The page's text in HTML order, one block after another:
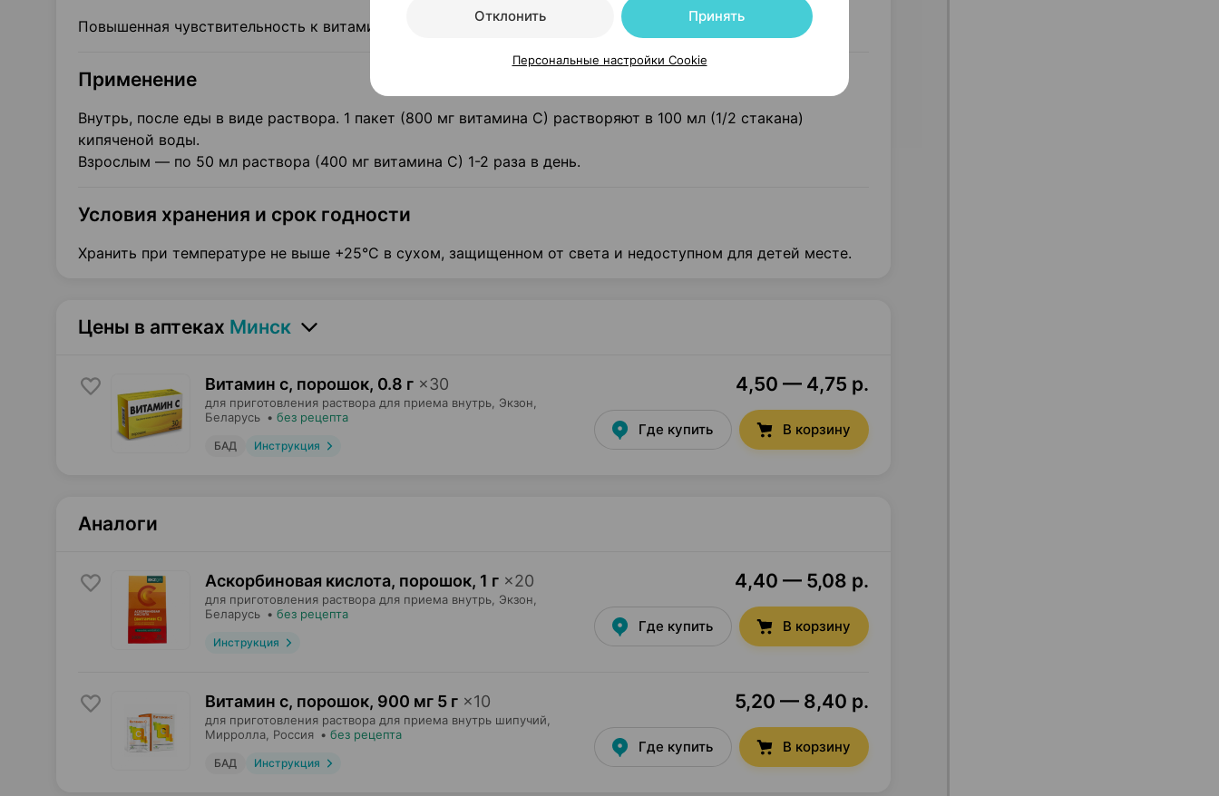
Повышенная чувствительность к витамину С.
Применение
Внутрь, после еды в виде раствора. 1 пакет (800 мг витамина С) растворяют в 100 мл (1/2 стакана)
кипяченой воды.
Взрослым — по 50 мл раствора (400 мг витамина С) 1-2 раза в день.
Условия хранения и срок годности
Хранить при температуре не выше +25°С в сухом, защищенном от света и недоступном для детей месте.
Цены в аптеках Минск
Витамин с, порошок, 0.8 г ×30
для приготовления раствора для приема внутрь, Экзон
Беларусь • без рецепта
БАД Инструкция
4,50 — 4,75 р.
Где купить В корзину
Аналоги
Аскорбиновая кислота, порошок, 1 г ×20
для приготовления раствора для приема внутрь, Экзон
Беларусь • без рецепта
Инструкция
4,40 — 5,08 р.
Где купить В корзину
Витамин c, порошок, 900 мг 5 г ×10
для приготовления раствора для приема внутрь шипучий,
Мирролла , Россия • без рецепта
БАД Инструкция
5,20 — 8,40 р.
Где купить В корзину
Отклонить Принять
Персональные настройки Cookie